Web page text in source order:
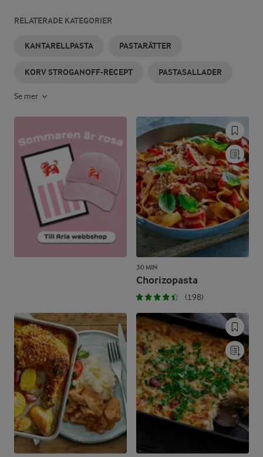
RELATERADE KATEGORIER
KANTARELLPASTA PASTARÄTTER
KORV STROGANOFF-RECEPT PASTASALLADER
Se mer
30 MIN
Chorizopasta
(198)